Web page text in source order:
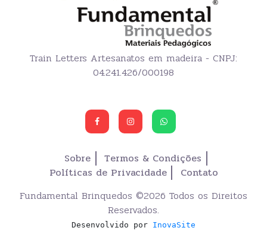
Train Letters Artesanatos em madeira - CNPJ:
04.241.426/000198
Sobre
Termos & Condições
Políticas de Privacidade
Contato
Fundamental Brinquedos ©2026 Todos os Direitos
Reservados.
Desenvolvido por InovaSite